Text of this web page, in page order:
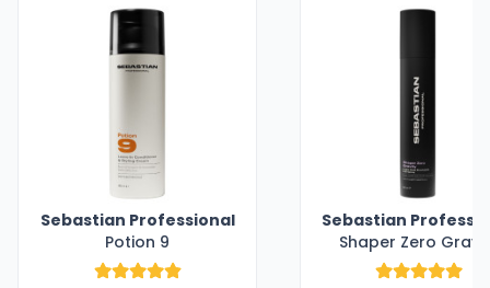
Sebastian Professional
Potion 9
Sebastian
Shaper Zero